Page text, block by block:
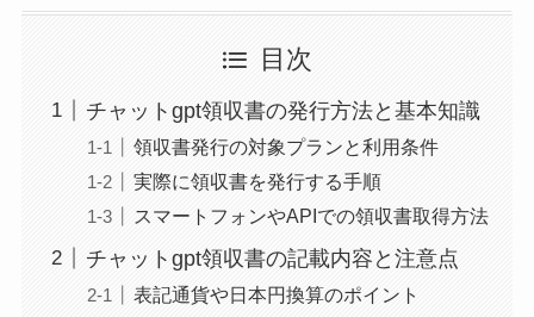
目次
チャットgpt領収書の発行方法と基本知識
領収書発行の対象プランと利用条件
実際に領収書を発行する手順
スマートフォンやAPIでの領収書取得方法
チャットgpt領収書の記載内容と注意点
表記通貨や日本円換算のポイント